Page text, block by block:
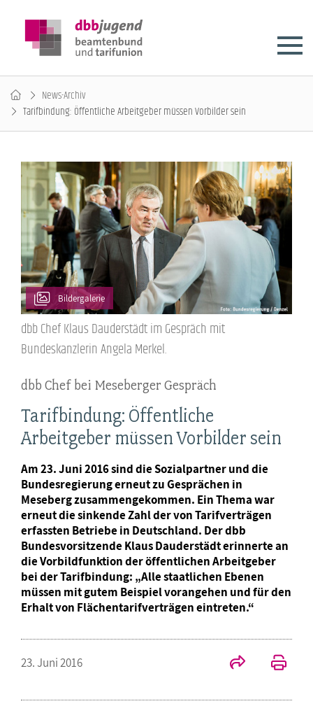
News-Archiv
Tarifbindung: Öffentliche Arbeitgeber müssen Vorbilder sein
Bildergalerie
dbb Chef Klaus Dauderstädt im Gespräch mit
Bundeskanzlerin Angela Merkel.
dbb Chef bei Meseberger Gespräch
Tarifbindung: Öffentliche
Arbeitgeber müssen Vorbilder sein
Am 23. Juni 2016 sind die Sozialpartner und die
Bundesregierung erneut zu Gesprächen in
Meseberg zusammengekommen. Ein Thema war
erneut die sinkende Zahl der von Tarifverträgen
erfassten Betriebe in Deutschland. Der dbb
Bundesvorsitzende Klaus Dauderstädt erinnerte an
die Vorbildfunktion der öffentlichen Arbeitgeber
bei der Tarifbindung: „Alle staatlichen Ebenen
müssen mit gutem Beispiel vorangehen und für den
Erhalt von Flächentarifverträgen eintreten.“
23. Juni 2016